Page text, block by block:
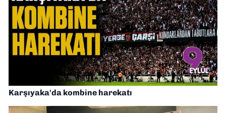
Karşıyaka'da kombine harekatı